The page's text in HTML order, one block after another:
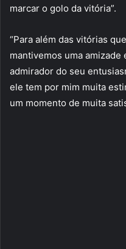
marcar o golo da vitória”.
“Para além das vitórias
mantivemos uma
admirador do seu
ele tem por mim muita
um momento de muita